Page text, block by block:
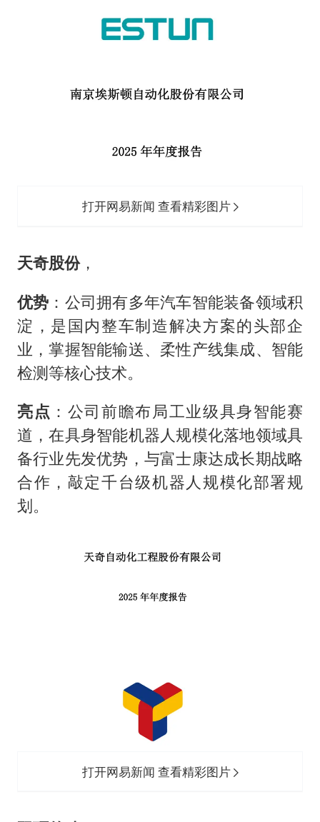
打开网易新闻 查看精彩图片
天奇股份，
优势 ：公司拥有多年汽车智能装备领域积
淀，是国内整车制造解决方案的头部企
业，掌握智能输送、柔性产线集成、智能
检测等核心技术。
亮点 ：公司前瞻布局工业级具身智能赛
道，在具身智能机器人规模化落地领域具
备行业先发优势，与富士康达成长期战略
合作，敲定千台级机器人规模化部署规
划。
打开网易新闻 查看精彩图片